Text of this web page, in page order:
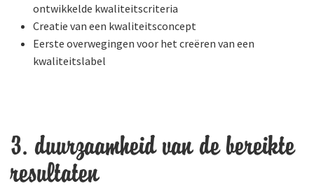
ontwikkelde kwaliteitscriteria
Creatie van een kwaliteitsconcept
Eerste overwegingen voor het creëren van een
kwaliteitslabel
3. duurzaamheid van de bereikte
resultaten